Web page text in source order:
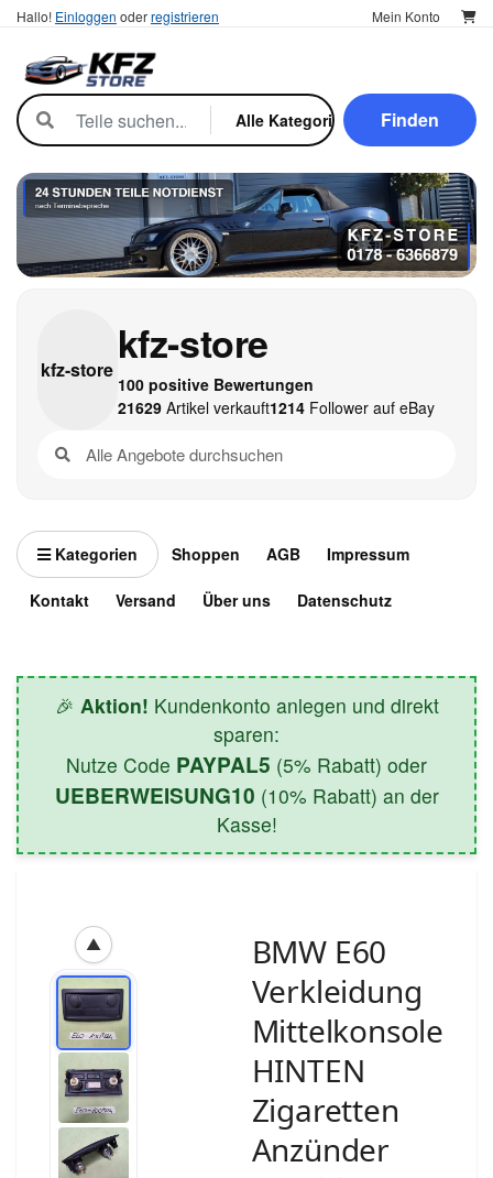
Hallo! Einloggen oderregistrieren Mein Konto
Finden
kfz-store
kfz-store
100 positive Bewertungen
21629Artikel verkauft1214Follower auf eBay
Kategorien Shoppen AGB Impressum
Kontakt Versand Über uns Datenschutz
🎉 Aktion! Kundenkonto anlegen und direkt
sparen:
Nutze Code PAYPAL5 (5% Rabatt) oder
UEBERWEISUNG10 (10% Rabatt) an der
Kasse!
▲
BMW E60
Verkleidung
Mittelkonsole
HINTEN
Zigaretten
Anzünder